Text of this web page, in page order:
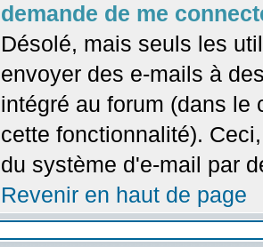
demande de me
Désolé, mais seuls les
envoyer des e-mails à
intégré au forum (dans le
cette fonctionnalité).
du système d'e-mail par
Revenir en haut de page